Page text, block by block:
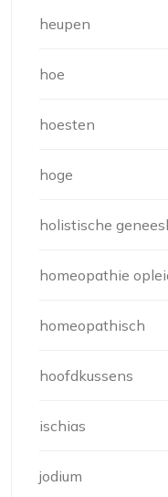
heupen
hoe
hoesten
hoge
holistische
homeopathie
homeopathisch
hoofdkussens
ischias
jodium